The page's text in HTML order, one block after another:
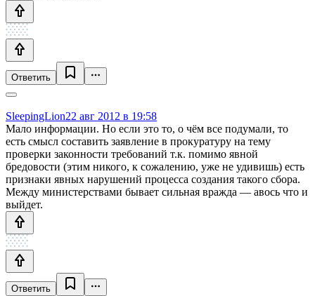
Ответить
SleepingLion22 авг 2012 в 19:58
Мало информации. Но если это то, о чём все подумали, то
есть смысл составить заявление в прокуратуру на тему
проверки законности требований т.к. помимо явной
бредовости (этим никого, к сожалению, уже не удивишь) есть
признаки явных нарушений процесса создания такого сбора.
Между министерствами бывает сильная вражда — авось что и
выйдет.
Ответить